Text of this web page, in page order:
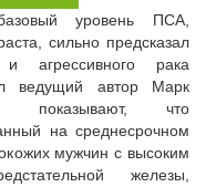
уровень ПСА,
сильно предсказал
агрессивного рака
ведущий автор Марк
показывают, что
на среднесрочном
мужчин с высоким
железы,